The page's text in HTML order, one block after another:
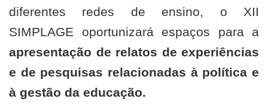
diferentes redes de ensino, o XII
SIMPLAGE oportunizará espaços para a
apresentação de relatos de experiências
e de pesquisas relacionadas à política e
à gestão da educação.